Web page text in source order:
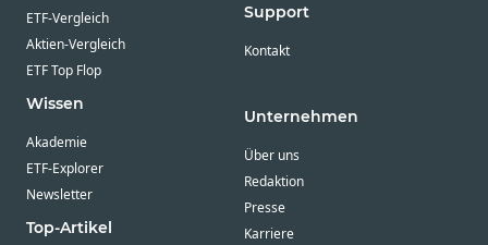
ETF-Vergleich
Aktien-Vergleich
ETF Top Flop
Wissen
Akademie
ETF-Explorer
Newsletter
Top-Artikel
Support
Kontakt
Unternehmen
Über uns
Redaktion
Presse
Karriere